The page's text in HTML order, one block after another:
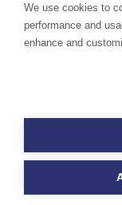
Find aviation jobs
and aerospace
We use cookies to
performance and
enhance and